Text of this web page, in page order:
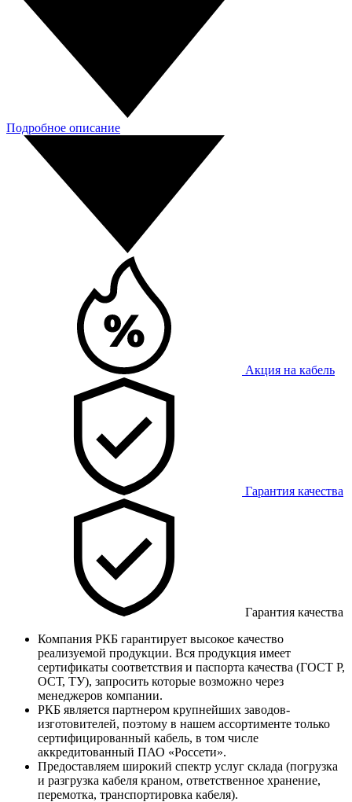
Подробное описание
Акция на кабель
Гарантия качества
Гарантия качества
Компания РКБ гарантирует высокое качество
реализуемой продукции. Вся продукция имеет
сертификаты соответствия и паспорта качества (ГОСТ Р,
ОСТ, ТУ), запросить которые возможно через
менеджеров компании.
РКБ является партнером крупнейших заводов-
изготовителей, поэтому в нашем ассортименте только
сертифицированный кабель, в том числе
аккредитованный ПАО «Россети».
Предоставляем широкий спектр услуг склада (погрузка
и разгрузка кабеля краном, ответственное хранение,
перемотка, транспортировка кабеля).